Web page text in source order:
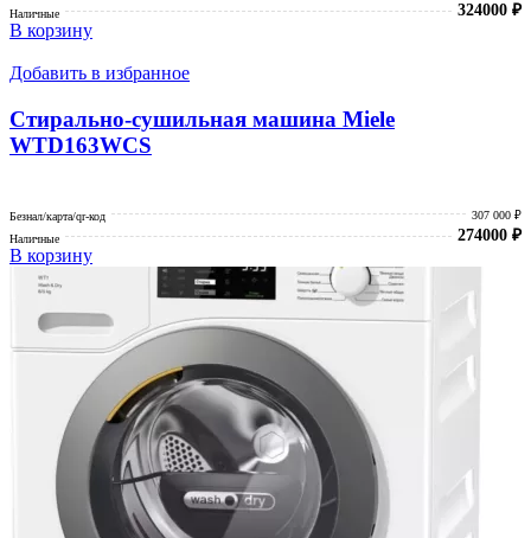
Наличные
324000 ₽
В корзину
Добавить в избранное
Стирально-сушильная машина Miele
WTD163WCS
Безнал/карта/qr-код
307 000 ₽
Наличные
274000 ₽
В корзину